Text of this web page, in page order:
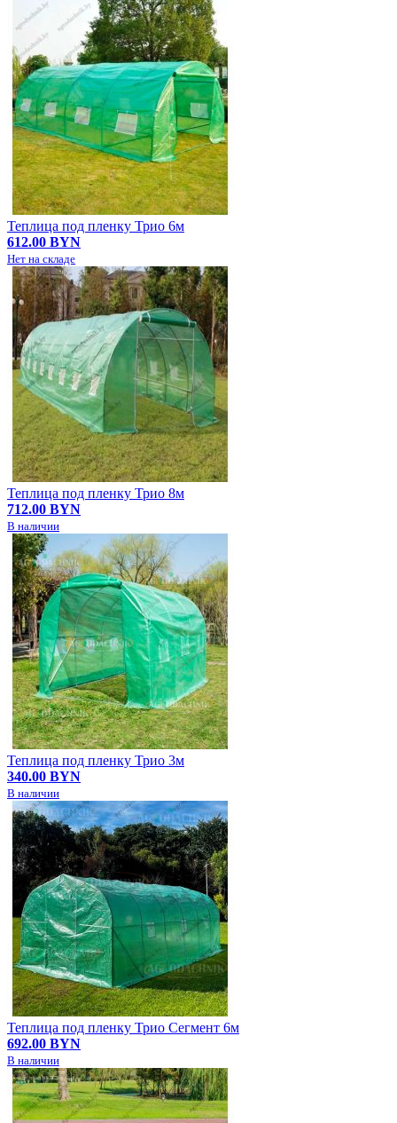
Теплица под пленку Трио 6м
612.00 BYN
Нет на складе
Теплица под пленку Трио 8м
712.00 BYN
В наличии
Теплица под пленку Трио 3м
340.00 BYN
В наличии
Теплица под пленку Трио Сегмент 6м
692.00 BYN
В наличии